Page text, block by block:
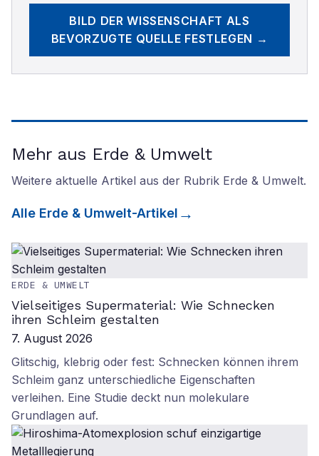
BILD DER WISSENSCHAFT ALS
BEVORZUGTE QUELLE FESTLEGEN →
Mehr aus Erde & Umwelt
Weitere aktuelle Artikel aus der Rubrik Erde & Umwelt.
Alle Erde & Umwelt-Artikel
ERDE & UMWELT
Vielseitiges Supermaterial: Wie Schnecken
ihren Schleim gestalten
7. August 2026
Glitschig, klebrig oder fest: Schnecken können ihrem
Schleim ganz unterschiedliche Eigenschaften
verleihen. Eine Studie deckt nun molekulare
Grundlagen auf.